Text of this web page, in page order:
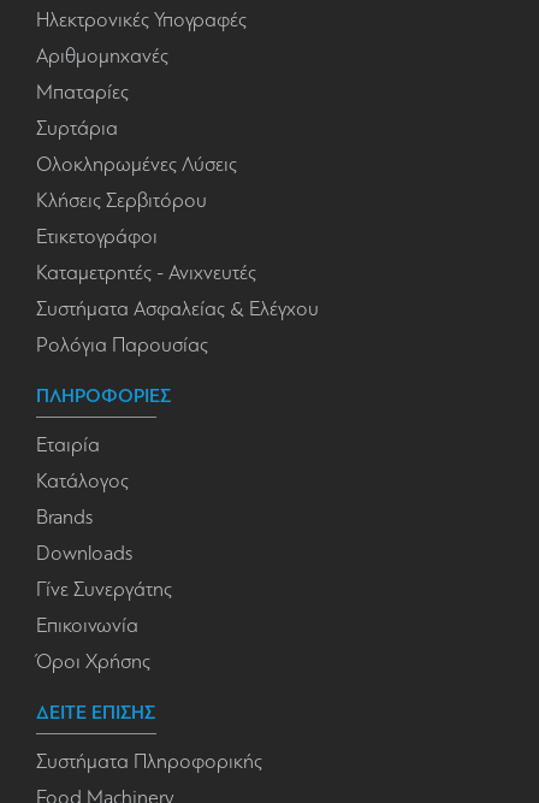
Ηλεκτρονικές Υπογραφές
Αριθμομηχανές
Μπαταρίες
Συρτάρια
Ολοκληρωμένες Λύσεις
Κλήσεις Σερβιτόρου
Ετικετογράφοι
Καταμετρητές - Ανιχνευτές
Συστήματα Ασφαλείας & Ελέγχου
Ρολόγια Παρουσίας
ΠΛΗΡΟΦΟΡΙΕΣ
Εταιρία
Κατάλογος
Brands
Downloads
Γίνε Συνεργάτης
Επικοινωνία
Όροι Χρήσης
ΔΕΙΤΕ ΕΠΙΣΗΣ
Συστήματα Πληροφορικής
Food Machinery